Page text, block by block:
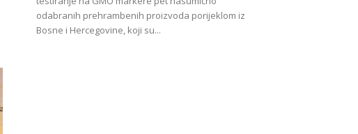
odabranih prehrambenih proizvoda porijeklom iz
Bosne i Hercegovine, koji su...